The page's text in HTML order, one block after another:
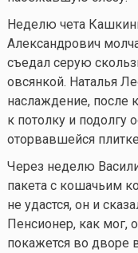
Неделю чета
Александрович
съедал серую
овсянкой. Наталья
наслаждение, после
к потолку и подолгу
оторвавшейся
Через неделю
пакета с кошачьим
не удастся, он и
Пенсионер, как мог,
покажется во дворе